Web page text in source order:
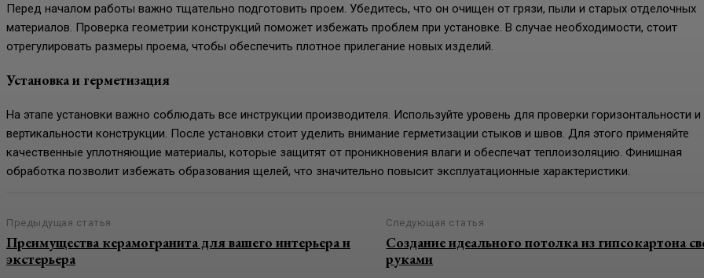
Перед началом работы важно тщательно подготовить проем. Убедитесь, что он очищен от грязи, пыли и старых отделочных
материалов. Проверка геометрии конструкций поможет избежать проблем при установке. В случае необходимости, стоит
отрегулировать размеры проема, чтобы обеспечить плотное прилегание новых изделий.
Установка и герметизация
На этапе установки важно соблюдать все инструкции производителя. Используйте уровень для проверки горизонтальности и
вертикальности конструкции. После установки стоит уделить внимание герметизации стыков и швов. Для этого применяйте
качественные уплотняющие материалы, которые защитят от проникновения влаги и обеспечат теплоизоляцию. Финишная
обработка позволит избежать образования щелей, что значительно повысит эксплуатационные характеристики.
Предыдущая статья
Преимущества керамогранита для вашего интерьера и
экстерьера
Следующая статья
Создание идеального потолка из гипсокартона
руками